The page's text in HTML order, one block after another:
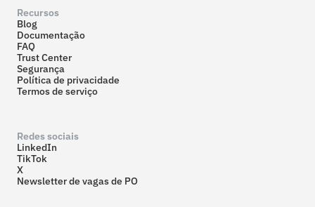
Recursos
Blog
Documentação
FAQ
Trust Center
Segurança
Política de privacidade
Termos de serviço
Redes sociais
LinkedIn
TikTok
X
Newsletter de vagas de PO